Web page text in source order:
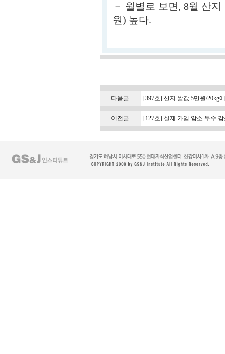
－ 월별로 보면, 8월 산
원) 높다.
다음글 [397호] 산지 쌀값 5만원/20kg
이전글 [127호] 실제 가임 암소 두수